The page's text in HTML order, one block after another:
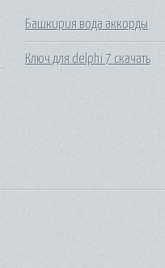
Башкирия вода аккорды
Ключ для delphi 7 скачать